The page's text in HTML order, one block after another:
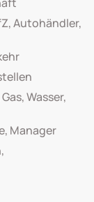
Autohändler,
Wasser,
Manager